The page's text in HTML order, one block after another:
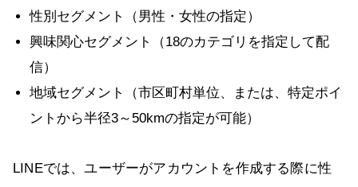
性別セグメント（男性・女性の指定）
興味関心セグメント（18のカテゴリを指定して配
信）
地域セグメント（市区町村単位、または、特定ポイ
ントから半径3～50kmの指定が可能）
LINEでは、ユーザーがアカウントを作成する際に性